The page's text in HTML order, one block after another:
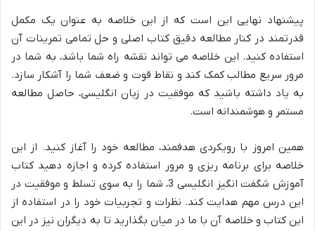
پیشنهاد نهایی این است که از این خلاصه به عنوان یک مکمل
قدرتمند در کنار مطالعه دقیق کتاب اصلی و حل تمامی تمرینات آن
استفاده کنید. این خلاصه می تواند نقشه راه شما باشد، به شما در
مرور سریع مطالب کمک کند و نقاط قوت و ضعف شما را آشکار سازد.
به یاد داشته باشید که موفقیت در زبان انگلیسی، حاصل مطالعه
مستمر و هوشمندانه است.
همین امروز با رویکردی هدفمند، مطالعه خود را آغاز کنید. از این
خلاصه برای برنامه ریزی و مرور استفاده کرده و اجازه دهید کتاب
آموزش شگفت انگیز انگلیسی 3، شما را به سوی تسلط و موفقیت در
این درس مهم هدایت کند. نظرات و تجربیات خود را در استفاده از
این کتاب و خلاصه آن با ما در میان بگذارید تا به دیگران نیز در این